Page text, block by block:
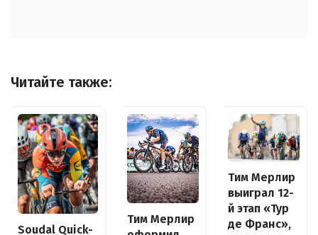
Читайте также:
Soudal Quick-
Тим Мерлир
Тим Мерлир
выиграл 12-
й этап «Тур
де Франс»,